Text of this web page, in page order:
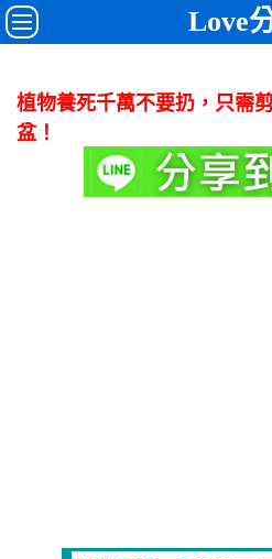
Love
植物養死千萬不要扔，只需
盆！